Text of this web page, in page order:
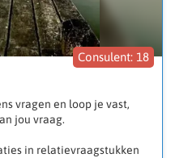
18
vragen en loop je vast,
jou vraag.
in relatievraagstukken